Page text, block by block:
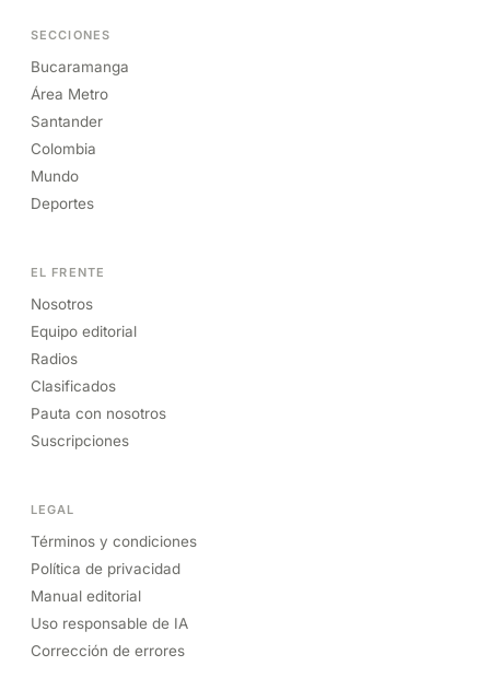
SECCIONES
Bucaramanga
Área Metro
Santander
Colombia
Mundo
Deportes
EL FRENTE
Nosotros
Equipo editorial
Radios
Clasificados
Pauta con nosotros
Suscripciones
LEGAL
Términos y condiciones
Política de privacidad
Manual editorial
Uso responsable de IA
Corrección de errores